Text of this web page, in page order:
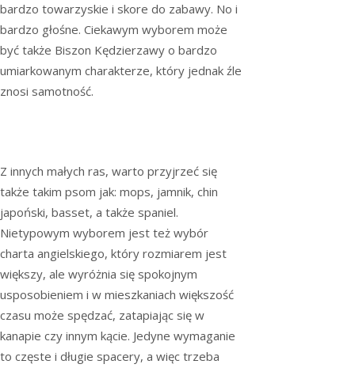
bardzo towarzyskie i skore do zabawy. No i
bardzo głośne. Ciekawym wyborem może
być także Biszon Kędzierzawy o bardzo
umiarkowanym charakterze, który jednak źle
znosi samotność.
Z innych małych ras, warto przyjrzeć się
także takim psom jak: mops, jamnik, chin
japoński, basset, a także spaniel.
Nietypowym wyborem jest też wybór
charta angielskiego, który rozmiarem jest
większy, ale wyróżnia się spokojnym
usposobieniem i w mieszkaniach większość
czasu może spędzać, zatapiając się w
kanapie czy innym kącie. Jedyne wymaganie
to częste i długie spacery, a więc trzeba